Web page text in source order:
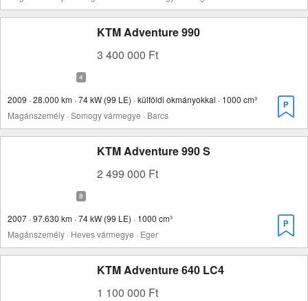
KTM Adventure 990
3 400 000 Ft
2009 · 28.000 km · 74 kW (99 LE) · külföldi okmányokkal · 1000 cm³
Magánszemély · Somogy vármegye · Barcs
KTM Adventure 990 S
2 499 000 Ft
2007 · 97.630 km · 74 kW (99 LE) · 1000 cm³
Magánszemély · Heves vármegye · Eger
KTM Adventure 640 LC4
1 100 000 Ft